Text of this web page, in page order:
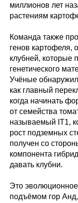
миллионов лет
растениям
Команда также
генов картофеля,
клубней, которые
генетического
Учёные
как главный
когда начинать
от семейства
называемый IT1,
рост подземных
получен со
компонента
давать клубни.
Это
подъёмом гор